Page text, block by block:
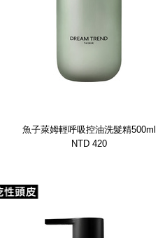
魚子萊姆輕呼吸控油洗髮精500ml
NTD 420